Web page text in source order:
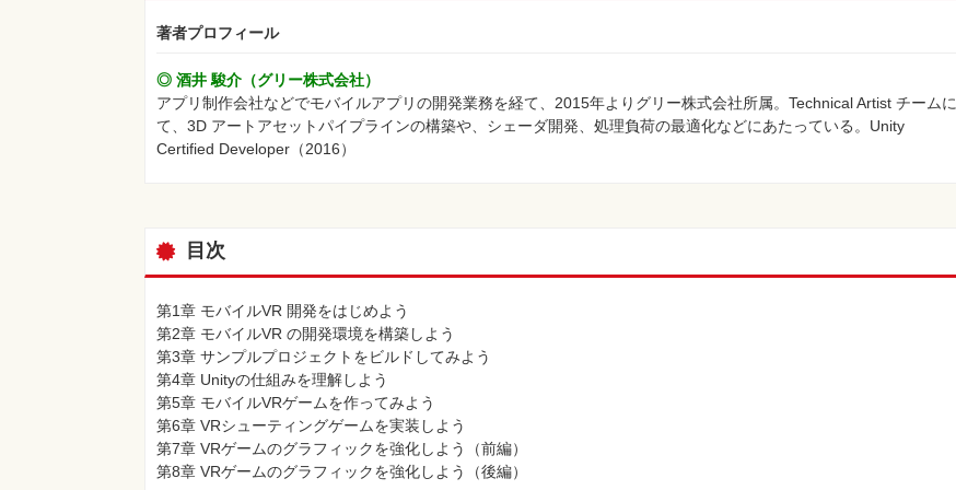
著者プロフィール
◎ 酒井 駿介（グリー株式会社）
アプリ制作会社などでモバイルアプリの開発業務を経て、2015年よりグリー株式会社所属。Technical Artist チームに
て、3D アートアセットパイプラインの構築や、シェーダ開発、処理負荷の最適化などにあたっている。Unity
Certified Developer（2016）
目次
第1章 モバイルVR 開発をはじめよう
第2章 モバイルVR の開発環境を構築しよう
第3章 サンプルプロジェクトをビルドしてみよう
第4章 Unityの仕組みを理解しよう
第5章 モバイルVRゲームを作ってみよう
第6章 VRシューティングゲームを実装しよう
第7章 VRゲームのグラフィックを強化しよう（前編）
第8章 VRゲームのグラフィックを強化しよう（後編）